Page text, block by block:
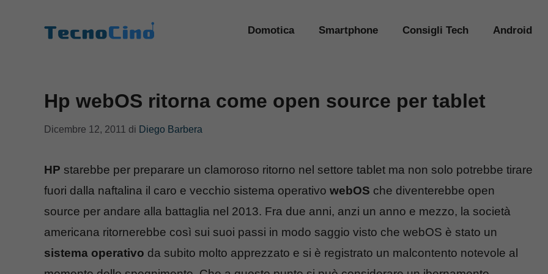
Domotica Smartphone Consigli Tech Android
Hp webOS ritorna come open source per tablet
Dicembre 12, 2011 di Diego Barbera
HP starebbe per preparare un clamoroso ritorno nel settore tablet ma non solo potrebbe tirare
fuori dalla naftalina il caro e vecchio sistema operativo webOS che diventerebbe open
source per andare alla battaglia nel 2013. Fra due anni, anzi un anno e mezzo, la società
americana ritornerebbe così sui suoi passi in modo saggio visto che webOS è stato un
sistema operativo da subito molto apprezzato e si è registrato un malcontento notevole al